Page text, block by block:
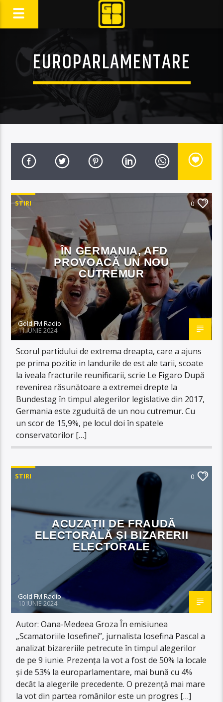
EUROPARLAMENTARE
STIRI 0
ÎN GERMANIA, AFD
PROVOACĂ UN NOU
CUTREMUR
Gold FM Radio
11 IUNIE 2024
Scorul partidului de extrema dreapta, care a ajuns
pe prima pozitie in landurile de est ale tarii, scoate
la iveala fracturile reunificarii, scrie Le Figaro După
revenirea răsunătoare a extremei drepte la
Bundestag în timpul alegerilor legislative din 2017,
Germania este zguduită de un nou cutremur. Cu
un scor de 15,9%, pe locul doi în spatele
conservatorilor […]
STIRI 0
ACUZAȚII DE FRAUDĂ
ELECTORALĂ ȘI BIZARERII
ELECTORALE
Gold FM Radio
10 IUNIE 2024
Autor: Oana-Medeea Groza În emisiunea
„Scamatoriile Iosefinei”, jurnalista Iosefina Pascal a
analizat bizareriile petrecute în timpul alegerilor
de pe 9 iunie. Prezența la vot a fost de 50% la locale
și de 53% la europarlamentare, mai bună cu 4%
decât la alegerile precedente. O prezență mai mare
la vot din partea românilor este un progres […]